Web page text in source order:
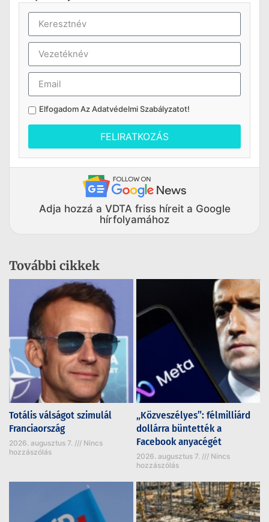
Elfogadom AzAdatvédelmi Szabályzatot!
FELIRATKOZÁS
Adja hozzá a VDTA friss híreit a Google
hírfolyamához
További cikkek
Totális válságot szimulál
Franciaország
2026. augusztus 7.
Nincs
hozzászólás
„Közveszélyes”: félmilliárd
dollárra büntették a
Facebook anyacégét
2026. augusztus 7.
Nincs
hozzászólás